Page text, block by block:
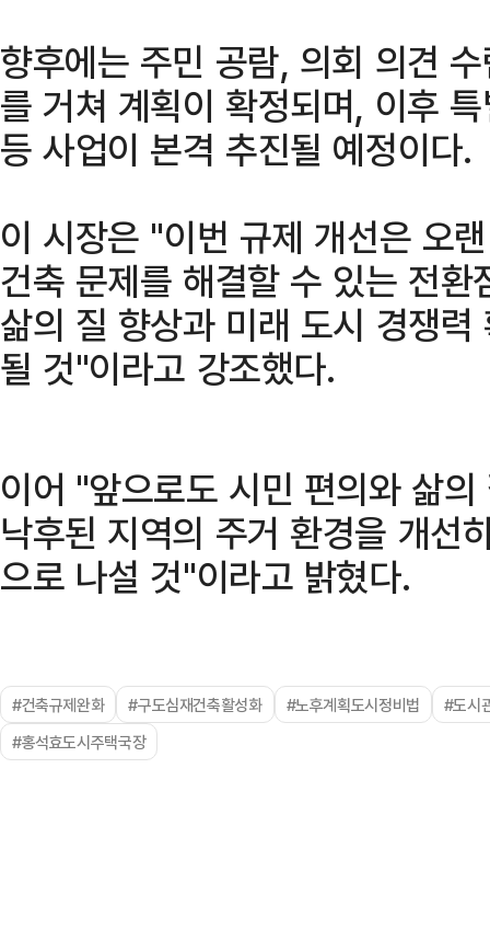
향후에는 주민 공람, 의회 의견
를 거쳐 계획이 확정되며, 이후
등 사업이 본격 추진될 예정이다.
이 시장은 "이번 규제 개선은 오
건축 문제를 해결할 수 있는 전
삶의 질 향상과 미래 도시 경쟁
될 것"이라고 강조했다.
이어 "앞으로도 시민 편의와 삶
낙후된 지역의 주거 환경을 개선
으로 나설 것"이라고 밝혔다.
#건축규제완화 #구도심재건축활성화 #노후계획도시정비법
#도시
#홍석효도시주택국장